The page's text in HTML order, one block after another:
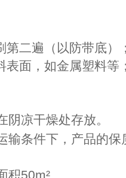
第二遍（以防带底）
表面，如金属塑料等
阴凉干燥处存放。
输条件下，产品的保
积50m²